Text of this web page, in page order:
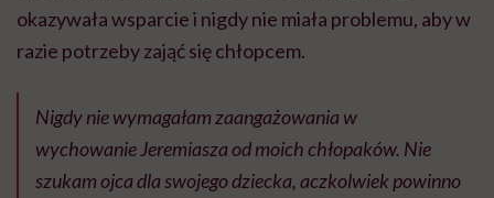
okazywała wsparcie i nigdy nie miała problemu, aby w
razie potrzeby zająć się chłopcem.
Nigdy nie wymagałam zaangażowania w
wychowanie Jeremiasza od moich chłopaków. Nie
szukam ojca dla swojego dziecka, aczkolwiek powinno